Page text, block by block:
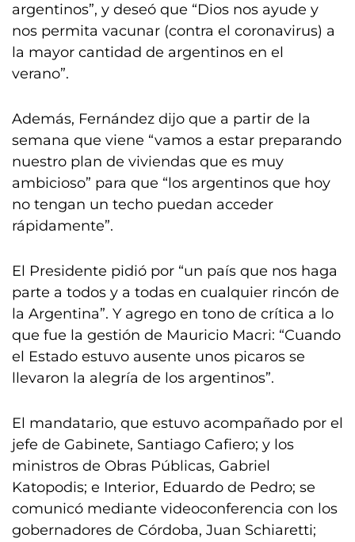
argentinos”, y deseó que “Dios nos ayude y
nos permita vacunar (contra el coronavirus) a
la mayor cantidad de argentinos en el
verano”.
Además, Fernández dijo que a partir de la
semana que viene “vamos a estar preparando
nuestro plan de viviendas que es muy
ambicioso” para que “los argentinos que hoy
no tengan un techo puedan acceder
rápidamente”.
El Presidente pidió por “un país que nos haga
parte a todos y a todas en cualquier rincón de
la Argentina”. Y agrego en tono de crítica a lo
que fue la gestión de Mauricio Macri: “Cuando
el Estado estuvo ausente unos picaros se
llevaron la alegría de los argentinos”.
El mandatario, que estuvo acompañado por el
jefe de Gabinete, Santiago Cafiero; y los
ministros de Obras Públicas, Gabriel
Katopodis; e Interior, Eduardo de Pedro; se
comunicó mediante videoconferencia con los
gobernadores de Córdoba, Juan Schiaretti;